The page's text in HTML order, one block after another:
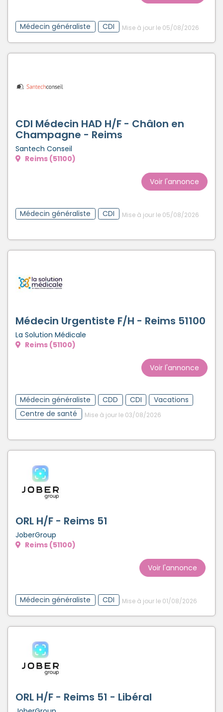
Médecin généraliste CDI Mise à jour le 05/08/2026
CDI Médecin HAD H/F - Châlon en
Champagne - Reims
Santech Conseil
Reims (51100)
Voir l'annonce
Médecin généraliste CDI Mise à jour le 05/08/2026
Médecin Urgentiste F/H - Reims 51100
La Solution Médicale
Reims (51100)
Voir l'annonce
Médecin généraliste CDD CDI
Vacations
Centre de santé
Mise à jour le 03/08/2026
ORL H/F - Reims 51
JoberGroup
Reims (51100)
Voir l'annonce
Médecin généraliste CDI Mise à jour le 01/08/2026
ORL H/F - Reims 51 - Libéral